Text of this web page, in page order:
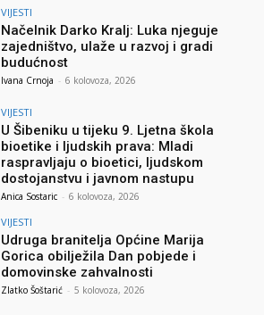
VIJESTI
Načelnik Darko Kralj: Luka njeguje
zajedništvo, ulaže u razvoj i gradi
budućnost
Ivana Crnoja - 6 kolovoza, 2026
VIJESTI
U Šibeniku u tijeku 9. Ljetna škola
bioetike i ljudskih prava: Mladi
raspravljaju o bioetici, ljudskom
dostojanstvu i javnom nastupu
Anica Sostaric - 6 kolovoza, 2026
VIJESTI
Udruga branitelja Općine Marija
Gorica obilježila Dan pobjede i
domovinske zahvalnosti
Zlatko Šoštarić - 5 kolovoza, 2026